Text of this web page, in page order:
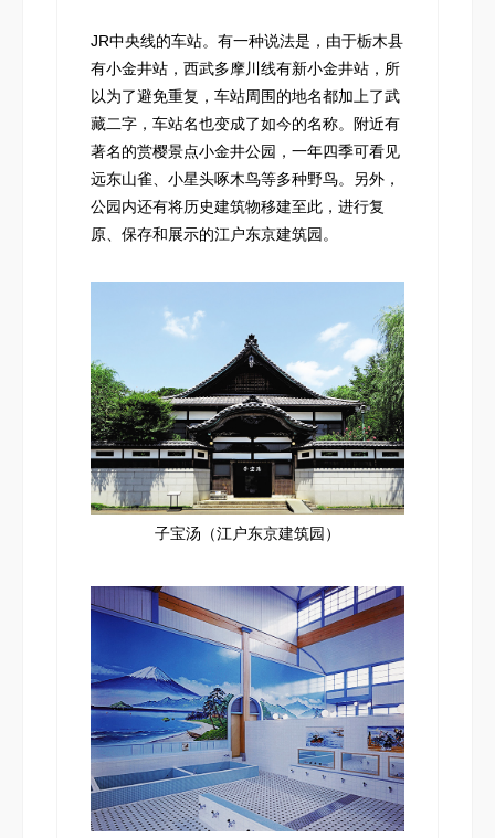
JR中央线的车站。有一种说法是，由于栃木县
有小金井站，西武多摩川线有新小金井站，所
以为了避免重复，车站周围的地名都加上了武
藏二字，车站名也变成了如今的名称。附近有
著名的赏樱景点小金井公园，一年四季可看见
远东山雀、小星头啄木鸟等多种野鸟。另外，
公园内还有将历史建筑物移建至此，进行复
原、保存和展示的江户东京建筑园。
子宝汤（江户东京建筑园）